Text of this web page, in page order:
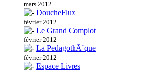
mars 2012
DoucheFlux
février 2012
Le Grand Complot
février 2012
La PedagothÃ¨que
février 2012
Espace Livres